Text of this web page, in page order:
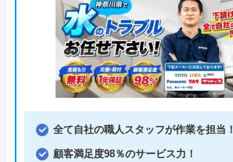
全て自社の職人スタッフが作業を担当！
顧客満足度98％のサービス力！